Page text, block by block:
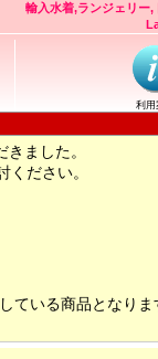
輸入水着,ランジェリー,
利用
ました。
ください。
ている商品となりま